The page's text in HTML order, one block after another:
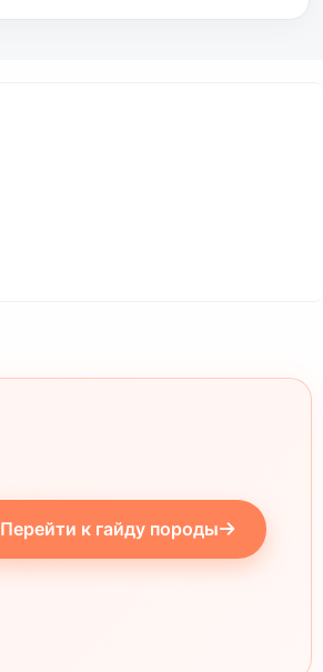
Перейти к гайду породы